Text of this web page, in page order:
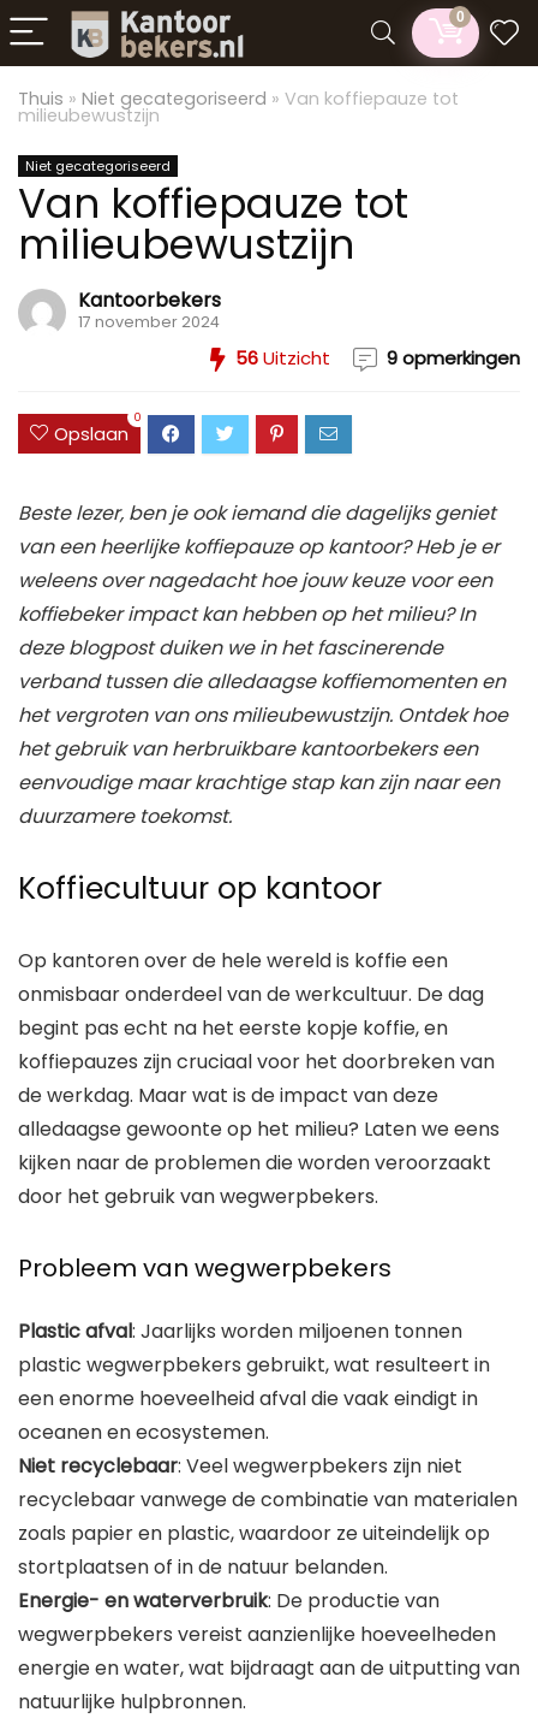
0
Thuis » Niet gecategoriseerd » Van koffiepauze tot
milieubewustzijn
Niet gecategoriseerd
Van koffiepauze tot
milieubewustzijn
Kantoorbekers
17 november 2024
56Uitzicht 9 opmerkingen
Opslaan
0
Beste lezer, ben je ook iemand die dagelijks geniet
van een heerlijke koffiepauze op kantoor? Heb je er
weleens over nagedacht hoe jouw keuze voor een
koffiebeker impact kan hebben op het milieu? In
deze blogpost duiken we in het fascinerende
verband tussen die alledaagse koffiemomenten en
het vergroten van ons milieubewustzijn. Ontdek hoe
het gebruik van herbruikbare kantoorbekers een
eenvoudige maar krachtige stap kan zijn naar een
duurzamere toekomst.
Koffiecultuur op kantoor
Op kantoren over de hele wereld is koffie een
onmisbaar onderdeel van de werkcultuur. De dag
begint pas echt na het eerste kopje koffie, en
koffiepauzes zijn cruciaal voor het doorbreken van
de werkdag. Maar wat is de impact van deze
alledaagse gewoonte op het milieu? Laten we eens
kijken naar de problemen die worden veroorzaakt
door het gebruik van wegwerpbekers.
Probleem van wegwerpbekers
Plastic afval: Jaarlijks worden miljoenen tonnen
plastic wegwerpbekers gebruikt, wat resulteert in
een enorme hoeveelheid afval die vaak eindigt in
oceanen en ecosystemen.
Niet recyclebaar: Veel wegwerpbekers zijn niet
recyclebaar vanwege de combinatie van materialen
zoals papier en plastic, waardoor ze uiteindelijk op
stortplaatsen of in de natuur belanden.
Energie- en waterverbruik: De productie van
wegwerpbekers vereist aanzienlijke hoeveelheden
energie en water, wat bijdraagt aan de uitputting van
natuurlijke hulpbronnen.